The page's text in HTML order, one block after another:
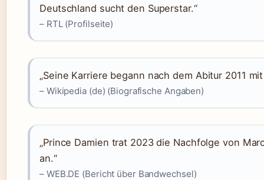
Deutschland sucht den Superstar.“
– RTL (Profilseite)
„Seine Karriere begann nach dem Abitur 2011
– Wikipedia (de) (Biografische Angaben)
„Prince Damien trat 2023 die Nachfolge von
an.“
– WEB.DE (Bericht über Bandwechsel)